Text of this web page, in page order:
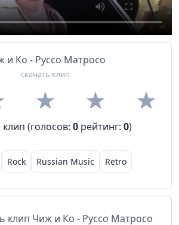
и Ко - Руссо Матросо
скачать клип
(голосов: 0 рейтинг: 0)
Rock Russian Music Retro
клип Чиж и Ко - Руссо Матросо